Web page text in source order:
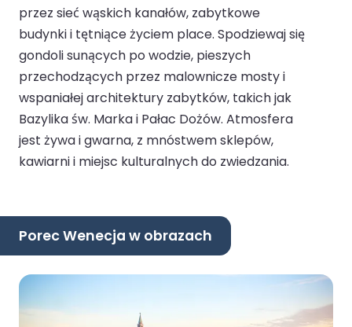
przez sieć wąskich kanałów, zabytkowe
budynki i tętniące życiem place. Spodziewaj się
gondoli sunących po wodzie, pieszych
przechodzących przez malownicze mosty i
wspaniałej architektury zabytków, takich jak
Bazylika św. Marka i Pałac Dożów. Atmosfera
jest żywa i gwarna, z mnóstwem sklepów,
kawiarni i miejsc kulturalnych do zwiedzania.
Porec Wenecja w obrazach